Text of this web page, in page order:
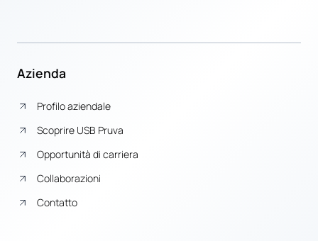
Azienda
Profilo aziendale
Scoprire USB Pruva
Opportunità di carriera
Collaborazioni
Contatto